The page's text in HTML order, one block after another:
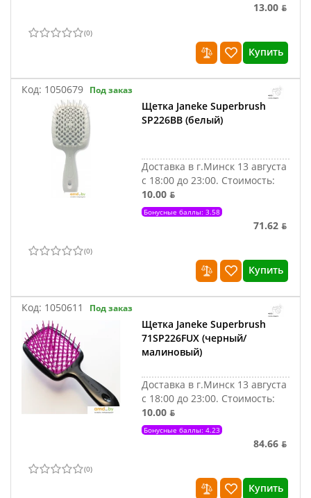
13.00 ƃ
(0)
Купить
Код: 1050679 Под заказ
Щетка Janeke Superbrush
SP226BB (белый)
Доставка в г.Минск 13 августа
с 18:00 до 23:00. Стоимость:
10.00 ƃ
Бонусные баллы: 3.58
71.62 ƃ
(0)
Купить
Код: 1050611 Под заказ
Щетка Janeke Superbrush
71SP226FUX (черный/
малиновый)
Доставка в г.Минск 13 августа
с 18:00 до 23:00. Стоимость:
10.00 ƃ
Бонусные баллы: 4.23
84.66 ƃ
(0)
Купить